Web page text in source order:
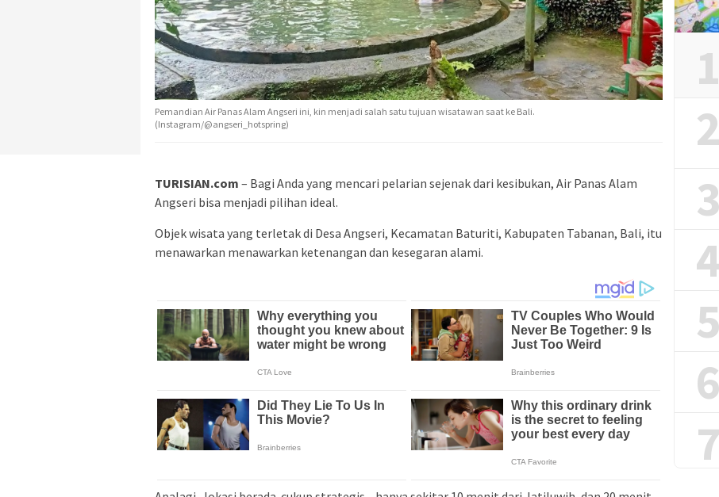
Pemandian Air Panas Alam Angseri ini, kin menjadi salah satu tujuan wisatawan saat ke Bali.
(Instagram/@angseri_hotspring)
TURISIAN.com – Bagi Anda yang mencari pelarian sejenak dari kesibukan, Air Panas Alam
Angseri bisa menjadi pilihan ideal.
Objek wisata yang terletak di Desa Angseri, Kecamatan Baturiti, Kabupaten Tabanan, Bali, itu
menawarkan menawarkan ketenangan dan kesegaran alami.
1
2
3
4
5
6
7